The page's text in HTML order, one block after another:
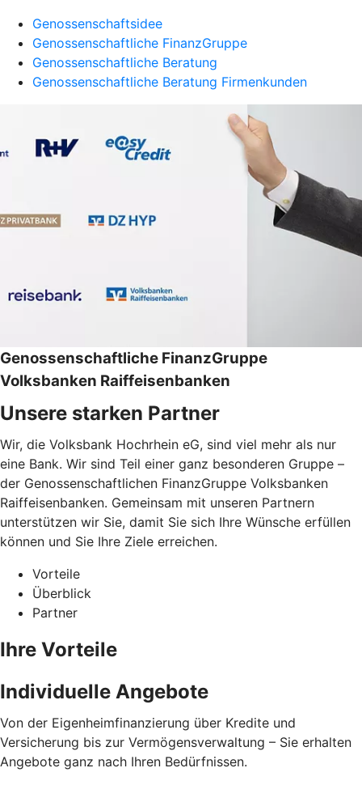
Genossenschaftsidee
Genossenschaftliche FinanzGruppe
Genossenschaftliche Beratung
Genossenschaftliche Beratung Firmenkunden
Genossenschaftliche FinanzGruppe
Volksbanken Raiffeisenbanken
Unsere starken Partner
Wir, die Volksbank Hochrhein eG, sind viel mehr als nur
eine Bank. Wir sind Teil einer ganz besonderen Gruppe –
der Genossenschaftlichen FinanzGruppe Volksbanken
Raiffeisenbanken. Gemeinsam mit unseren Partnern
unterstützen wir Sie, damit Sie sich Ihre Wünsche erfüllen
können und Sie Ihre Ziele erreichen.
Vorteile
Überblick
Partner
Ihre Vorteile
Individuelle Angebote
Von der Eigenheimfinanzierung über Kredite und
Versicherung bis zur Vermögensverwaltung – Sie erhalten
Angebote ganz nach Ihren Bedürfnissen.